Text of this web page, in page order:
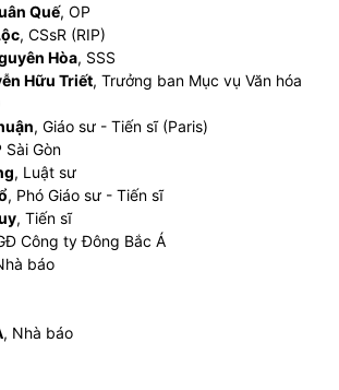
Quế, OP
, CSsR (RIP)
Hòa, SSS
Hữu Triết, Trưởng ban Mục vụ Văn hóa
, Giáo sư - Tiến sĩ (Paris)
Sài Gòn
, Luật sư
, Phó Giáo sư - Tiến sĩ
, Tiến sĩ
Công ty Đông Bắc Á
báo
, Nhà báo